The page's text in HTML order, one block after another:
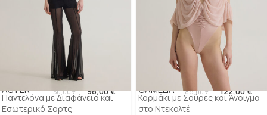
ASTER 150,00€ 98,00€
Παντελόνα με Διαφάνεια και
Εσωτερικό Σορτς
CAMELIA 189,00€ 122,00€
Κορμάκι με Σούρες και Άνοιγμα
στο Ντεκολτέ